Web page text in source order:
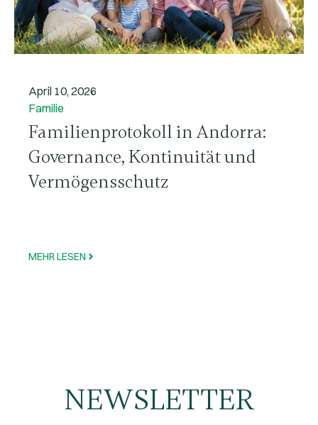
April 10, 2026
Familie
Familienprotokoll in Andorra:
Governance, Kontinuität und
Vermögensschutz
MEHR LESEN
NEWSLETTER